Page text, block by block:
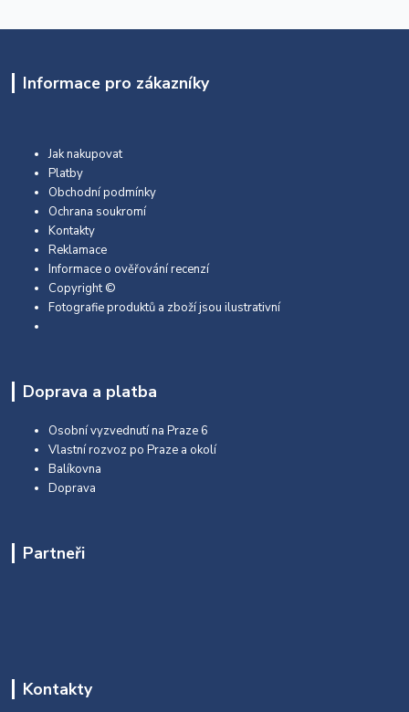
Informace pro zákazníky
Jak nakupovat
Platby
Obchodní podmínky
Ochrana soukromí
Kontakty
Reklamace
Informace o ověřování recenzí
Copyright ©
Fotografie produktů a zboží jsou ilustrativní
Doprava a platba
Osobní vyzvednutí na Praze 6
Vlastní rozvoz po Praze a okolí
Balíkovna
Doprava
Partneři
Kontakty